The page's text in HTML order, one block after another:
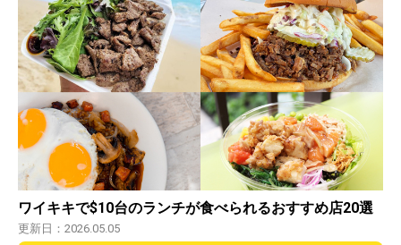
ワイキキで$10台のランチが食べられるおすすめ店20選
更新日：2026.05.05